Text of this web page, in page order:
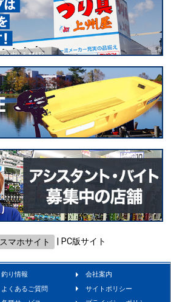
スマホサイト PC版サイト
釣り情報
会社案内
よくあるご質問
サイトポリシー